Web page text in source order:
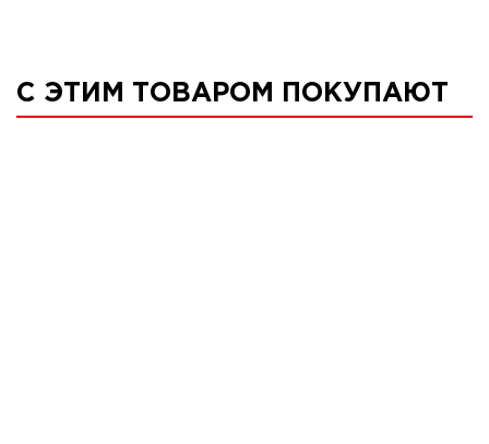
С ЭТИМ ТОВАРОМ ПОКУПАЮТ